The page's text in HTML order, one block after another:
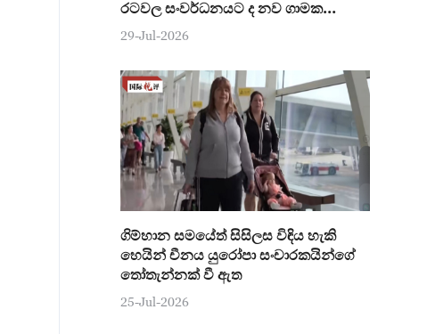
රටවල සංවර්ධනයට ද නව ගාමක
ශක්තියක්
29-Jul-2026
ගිම්හාන සමයේත් සිසිලස විඳිය හැකි
හෙයින් චීනය යුරෝපා සංචාරකයින්ගේ
තෝතැන්නක් වී ඇත
25-Jul-2026